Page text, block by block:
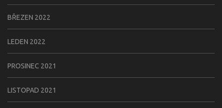
BŘEZEN 2022
LEDEN 2022
PROSINEC 2021
LISTOPAD 2021